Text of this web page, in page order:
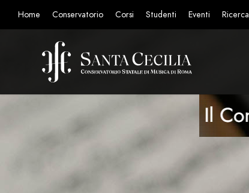
Home Conservatorio Corsi Studenti Eventi Ricerca